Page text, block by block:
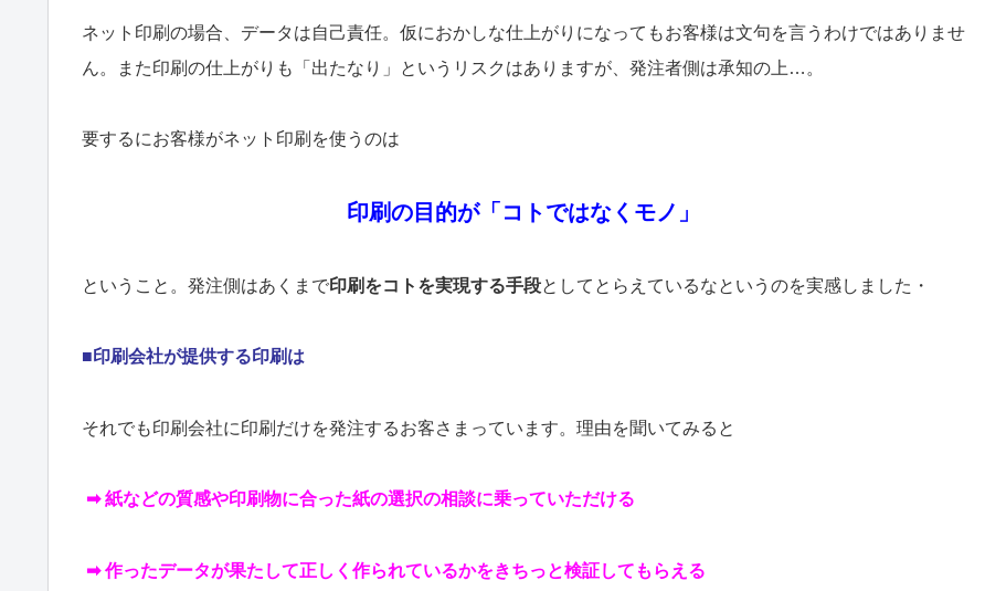
ネット印刷の場合、データは自己責任。仮におかしな仕上がりになってもお客様は文句を言うわけではありませ
ん。また印刷の仕上がりも「出たなり」というリスクはありますが、発注者側は承知の上…。
要するにお客様がネット印刷を使うのは
印刷の目的が「コトではなくモノ」
ということ。発注側はあくまで印刷をコトを実現する手段としてとらえているなというのを実感しました・
■印刷会社が提供する印刷は
それでも印刷会社に印刷だけを発注するお客さまっています。理由を聞いてみると
➡ 紙などの質感や印刷物に合った紙の選択の相談に乗っていただける
➡ 作ったデータが果たして正しく作られているかをきちっと検証してもらえる